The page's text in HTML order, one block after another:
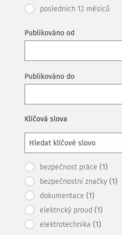
posledních 12 měsíců
Publikováno od
Publikováno do
Klíčová slova
bezpečnost práce (1)
bezpečnostní značky (1)
dokumentace (1)
elektrický proud (1)
elektrotechnika (1)